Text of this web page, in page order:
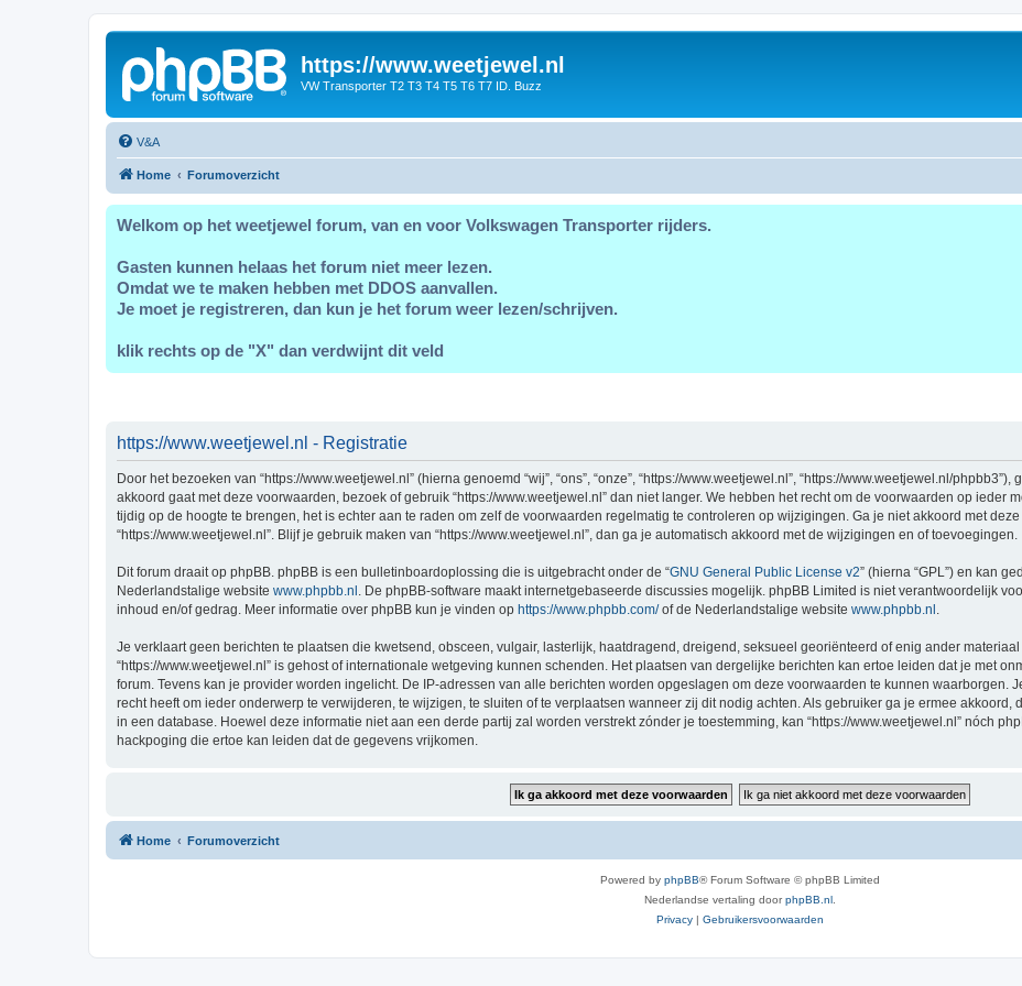
https://www.weetjewel.nl
VW Transporter T2 T3 T4 T5 T6 T7 ID. Buzz
V&A
Home Forumoverzicht
Welkom op het weetjewel forum, van en voor Volkswagen Transporter rijders.
Gasten kunnen helaas het forum niet meer lezen.
Omdat we te maken hebben met DDOS aanvallen.
Je moet je registreren, dan kun je het forum weer lezen/schrijven.
klik rechts op de "X" dan verdwijnt dit veld
https://www.weetjewel.nl - Registratie
Door het bezoeken van “https://www.weetjewel.nl” (hierna genoemd “wij”, “ons”, “onze”, “https://www.weetjewel.nl”, “https://www.weetjewel.nl/
akkoord gaat met deze voorwaarden, bezoek of gebruik “https://www.weetjewel.nl” dan niet langer. We hebben het recht om de voorwaarden op ieder
tijdig op de hoogte te brengen, het is echter aan te raden om zelf de voorwaarden regelmatig te controleren op wijzigingen. Ga je niet akkoord met
“https://www.weetjewel.nl”. Blijf je gebruik maken van “https://www.weetjewel.nl”, dan ga je automatisch akkoord met de wijzigingen en of toevoegingen.
Dit forum draait op phpBB. phpBB is een bulletinboardoplossing die is uitgebracht onder de “GNU General Public License v2” (hierna “GPL”) en kan
Nederlandstalige website www.phpbb.nl . De phpBB-software maakt internetgebaseerde discussies mogelijk. phpBB Limited is niet verantwoordelijk
inhoud en/of gedrag. Meer informatie over phpBB kun je vinden op https://www.phpbb.com/of de Nederlandstalige website www.phpbb.nl .
Je verklaart geen berichten te plaatsen die kwetsend, obsceen, vulgair, lasterlijk, haatdragend, dreigend, seksueel georiënteerd of enig ander
“https://www.weetjewel.nl” is gehost of internationale wetgeving kunnen schenden. Het plaatsen van dergelijke berichten kan ertoe leiden dat je met
forum. Tevens kan je provider worden ingelicht. De IP-adressen van alle berichten worden opgeslagen om deze voorwaarden te kunnen waarborgen.
recht heeft om ieder onderwerp te verwijderen, te wijzigen, te sluiten of te verplaatsen wanneer zij dit nodig achten. Als gebruiker ga je ermee
in een database. Hoewel deze informatie niet aan een derde partij zal worden verstrekt zónder je toestemming, kan “https://www.weetjewel.nl” nóch
hackpoging die ertoe kan leiden dat de gegevens vrijkomen.
Home Forumoverzicht
Powered by phpBB® Forum Software © phpBB Limited
Nederlandse vertaling doorphpBB.nl
Privacy | Gebruikersvoorwaarden